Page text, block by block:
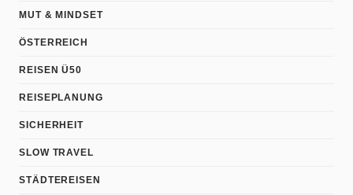
MUT & MINDSET
ÖSTERREICH
REISEN Ü50
REISEPLANUNG
SICHERHEIT
SLOW TRAVEL
STÄDTEREISEN